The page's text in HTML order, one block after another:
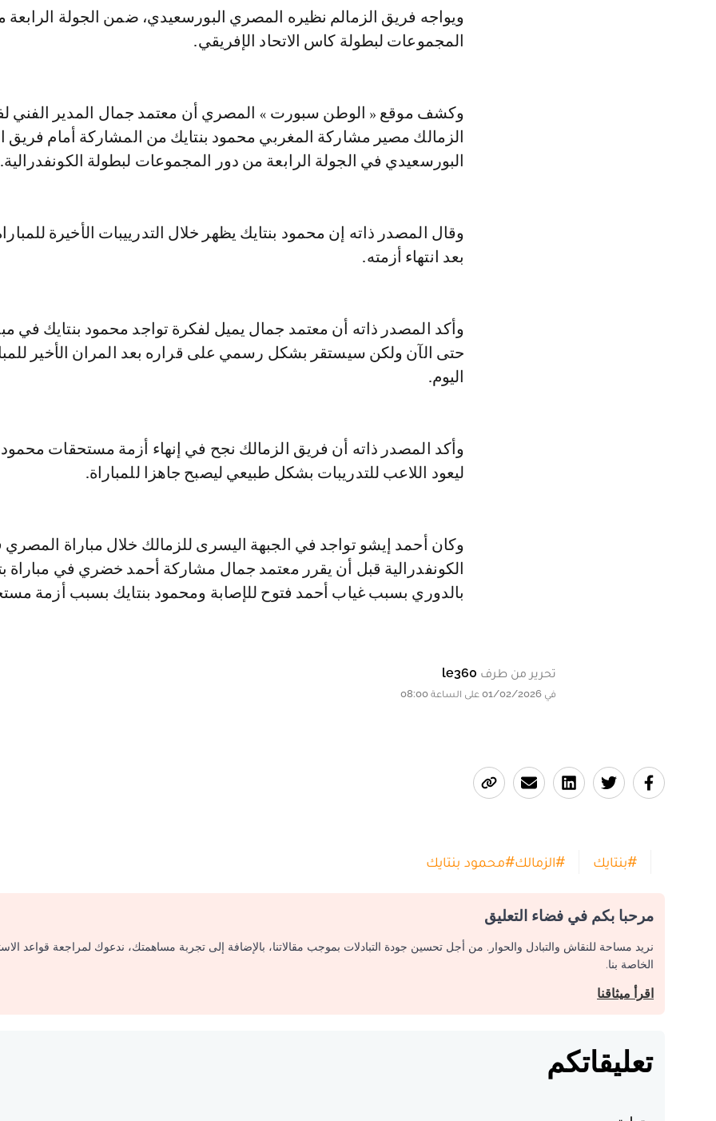
ويواجه فريق الزمالم نظيره المصري البورسعيدي، ضمن الجولة الرابعة من دور
المجموعات لبطولة كاس الاتحاد الإفريقي.
وكشف موقع « الوطن سبورت » المصري أن معتمد جمال المدير الفني
الزمالك مصير مشاركة المغربي محمود بنتايك من المشاركة أمام
البورسعيدي في الجولة الرابعة من دور المجموعات لبطولة الكونفدرالية.
وقال المصدر ذاته إن محمود بنتايك يظهر خلال التدرييبات الأخيرة
بعد انتهاء أزمته.
وأكد المصدر ذاته أن معتمد جمال يميل لفكرة تواجد محمود بنتايك في
حتى الآن ولكن سيستقر بشكل رسمي على قراره بعد المران الأخير
اليوم.
وأكد المصدر ذاته أن فريق الزمالك نجح في إنهاء أزمة مستحقات محمود
ليعود اللاعب للتدريبات بشكل طبيعي ليصبح جاهزا للمباراة.
وكان أحمد إيشو تواجد في الجبهة اليسرى للزمالك خلال مباراة
الكونفدرالية قبل أن يقرر معتمد جمال مشاركة أحمد خضري في مباراة
بالدوري بسبب غياب أحمد فتوح للإصابة ومحمود بنتايك بسبب أزمة
تحرير من طرف le360
في 01/02/2026 على الساعة 08:00
#بنتايك #الزمالك#محمود بنتايك
مرحبا بكم في فضاء التعليق
نريد مساحة للنقاش والتبادل والحوار. من أجل تحسين جودة التبادلات بموجب مقالاتنا، بالإضافة إلى تجربة مساهمتك، ندعوك لمراجعة قواعد
الخاصة بنا.
اقرأ ميثاقنا
تعليقاتكم